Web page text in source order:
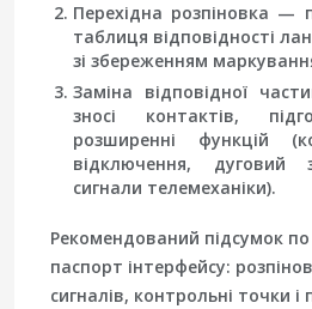
Перехідна розпіновка —
таблиця відповідності
зі збереженням
Заміна відповідної
зносі контактів,
розширенні функцій
відключення, дуговий
сигнали телемеханіки).
Рекомендований підсумок
паспорт інтерфейсу:
сигналів, контрольні точки і